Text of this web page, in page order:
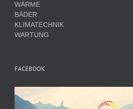
WÄRME
BÄDER
KLIMATECHNIK
WARTUNG
FACEBOOK